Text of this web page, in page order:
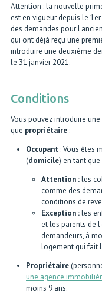
Attention : la nouvelle
est en vigueur depuis le
des demandes pour
qui ont déjà reçu une
introduire une deuxième
le 31 janvier 2021.
Conditions
Vous pouvez introduire
que propriétaire :
Occupant : Vous êtes
(domicile) en tant
Attention :les
comme des
conditions de
Exception :les
et les parents de
demandeurs, à
logement qui fait
Propriétaire
une agence
moins 9 ans.